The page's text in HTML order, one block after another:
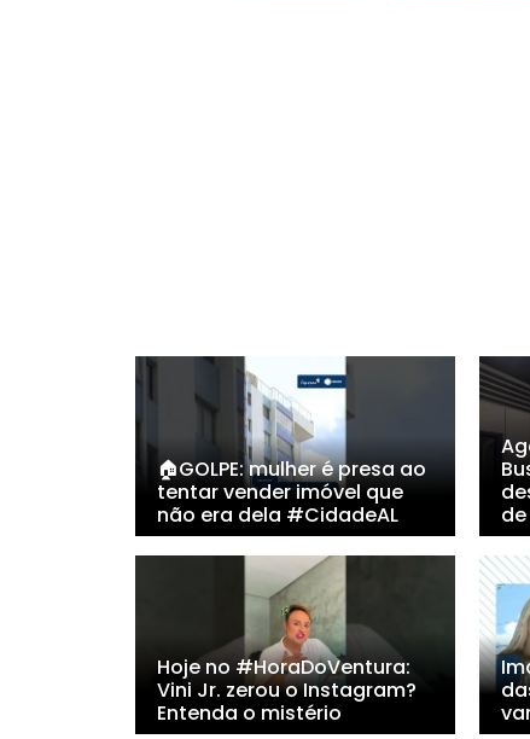
🏠GOLPE: mulher é presa ao
tentar vender imóvel que
não era dela #CidadeAL
Hoje no #HoraDoVentura:
Vini Jr. zerou o Instagram?
Entenda o mistério